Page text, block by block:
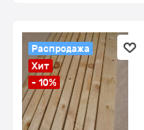
Распродажа
Хит
- 10%